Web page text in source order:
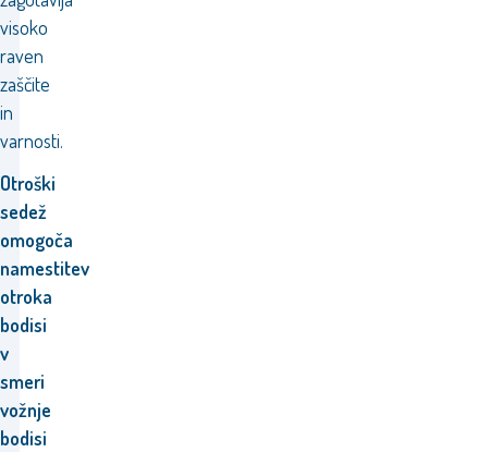
visoko
raven
zaščite
in
varnosti.
Otroški
sedež
omogoča
namestitev
otroka
bodisi
v
smeri
vožnje
bodisi